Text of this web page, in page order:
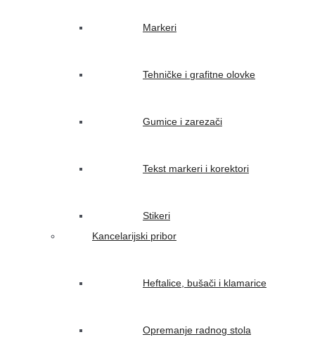
Markeri
Tehničke i grafitne olovke
Gumice i zarezači
Tekst markeri i korektori
Stikeri
Kancelarijski pribor
Heftalice, bušači i klamarice
Opremanje radnog stola